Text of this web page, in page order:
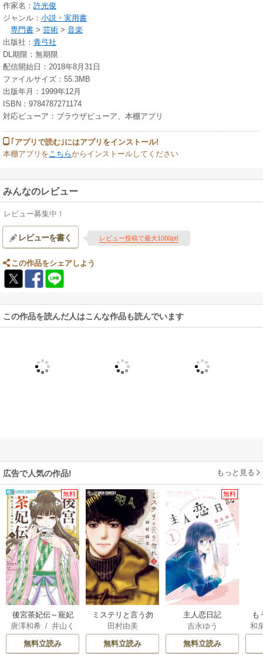
作家名： 許光俊
ジャンル： 小説・実用書
専門書 > 芸術 > 音楽
出版社： 青弓社
DL期限：無期限
配信開始日：2018年8月31日
ファイルサイズ：55.3MB
出版年月：1999年12月
ISBN：9784787271174
対応ビューア：ブラウザビューア、本棚アプリ
｢アプリで読む｣にはアプリをインストール!
本棚アプリを こちらからインストールしてください
みんなのレビュー
レビュー募集中！
レビューを書く レビュー投稿で最大1000pt!
この作品をシェアしよう
この作品を読んだ人はこんな作品も読んでいます
広告で人気の作品! もっと見る
無料
後宮茶妃伝～寵妃
は愛より茶が欲し
い～
唐澤和希 /井山く
らげ
無料立読み
ミステリと言う勿
れ
田村由美
無料立読み
無料
主人恋日記
吉永ゆう
無料立読み
も
離
和